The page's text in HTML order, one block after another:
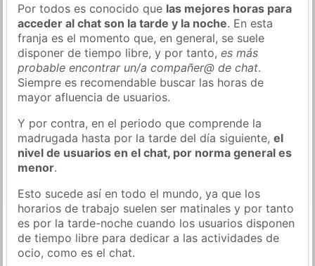
Por todos es conocido que las mejores horas para
acceder al chat son la tarde y la noche. En esta
franja es el momento que, en general, se suele
disponer de tiempo libre, y por tanto,es más
probable encontrar un/a compañer@ de chat.
Siempre es recomendable buscar las horas de
mayor afluencia de usuarios.
Y por contra, en el periodo que comprende la
madrugada hasta por la tarde del día siguiente,el
nivel de usuarios en el chat, por norma general es
menor.
Esto sucede así en todo el mundo, ya que los
horarios de trabajo suelen ser matinales y por tanto
es por la tarde-noche cuando los usuarios disponen
de tiempo libre para dedicar a las actividades de
ocio, como es el chat.